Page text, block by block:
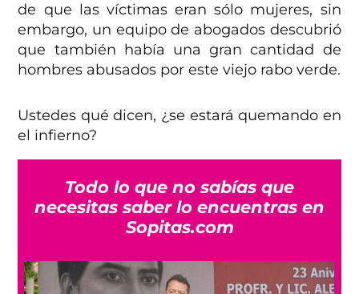
de que las víctimas eran sólo mujeres, sin
embargo, un equipo de abogados descubrió
que también había una gran cantidad de
hombres abusados por este viejo rabo verde.
Ustedes qué dicen, ¿se estará quemando en
el infierno?
Todo lo que no sabías que
necesitas saber lo encuentras en
Sopitas.com